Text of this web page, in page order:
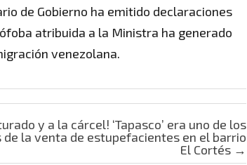
de Gobierno ha emitido declaraciones
atribuida a la Ministra ha generado
venezolana.
y a la cárcel! ‘Tapasco’ era uno de los
de la venta de estupefacientes en el barrio
El Cortés →